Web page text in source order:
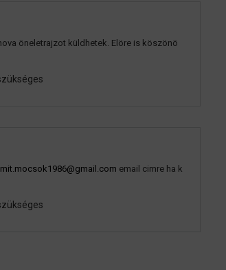
öneletrajzot küldhetek. Elöre is köszönö
email cimre ha k